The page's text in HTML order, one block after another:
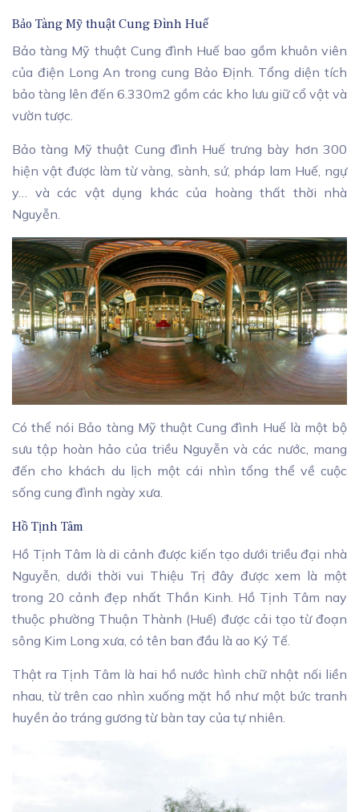
Bảo Tàng Mỹ thuật Cung Đình Huế
Bảo tàng Mỹ thuật Cung đình Huế bao gồm khuôn viên
của điện Long An trong cung Bảo Định. Tổng diện tích
bảo tàng lên đến 6.330m2 gồm các kho lưu giữ cổ vật và
vườn tược.
Bảo tàng Mỹ thuật Cung đình Huế trưng bày hơn 300
hiện vật được làm từ vàng, sành, sứ, pháp lam Huế, ngự
y… và các vật dụng khác của hoàng thất thời nhà
Nguyễn.
Có thể nói Bảo tàng Mỹ thuật Cung đình Huế là một bộ
sưu tập hoàn hảo của triều Nguyễn và các nước, mang
đến cho khách du lịch một cái nhìn tổng thể về cuộc
sống cung đình ngày xưa.
Hồ Tịnh Tâm
Hồ Tịnh Tâm là di cảnh được kiến tạo dưới triều đại nhà
Nguyễn, dưới thời vui Thiệu Trị đây được xem là một
trong 20 cảnh đẹp nhất Thần Kinh. Hồ Tịnh Tâm nay
thuộc phường Thuận Thành (Huế) được cải tạo từ đoạn
sông Kim Long xưa, có tên ban đầu là ao Ký Tế.
Thật ra Tịnh Tâm là hai hồ nước hình chữ nhật nối liền
nhau, từ trên cao nhìn xuống mặt hồ như một bức tranh
huyền ảo tráng gương từ bàn tay của tự nhiên.